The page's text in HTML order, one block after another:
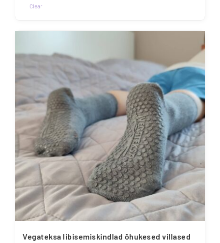
Clear
tootel
mitu
varianti.
Valikuid
teha
tootelehel.
Vegateksa libisemiskindlad õhukesed villased